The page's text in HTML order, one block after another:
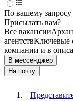
По вашему запросу
Присылать вам?
Все вакансии
агентствКлючевые
компании и в
В мессенджер
На почту